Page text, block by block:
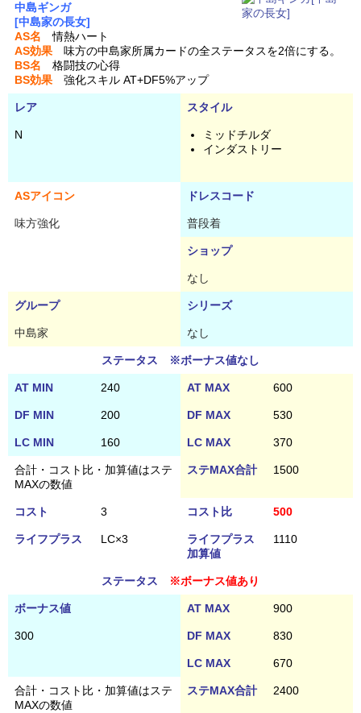
中島ギンガ
[中島家の長女]
AS名 情熱ハート
AS効果 味方の中島家所属カードの全ステータスを2倍にする。
BS名 格闘技の心得
BS効果 強化スキル AT+DF5%アップ
レア スタイル
N
ミッドチルダ
インダストリー
ASアイコン ドレスコード
味方強化 普段着
ショップ
なし
グループ シリーズ
中島家 なし
ステータス ※ボーナス値なし
AT MIN 240 AT MAX 600
DF MIN 200 DF MAX 530
LC MIN 160 LC MAX 370
合計・コスト比・加算値はステ
MAXの数値
ステMAX合計 1500
コスト 3 コスト比 500
ライフプラス LC×3
ライフプラス
加算値
1110
ステータス ※ボーナス値あり
ボーナス値 AT MAX 900
300 DF MAX 830
LC MAX 670
合計・コスト比・加算値はステ
MAXの数値
ステMAX合計 2400